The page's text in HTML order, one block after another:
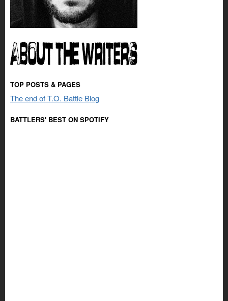
TOP POSTS & PAGES
The end of T.O. Battle Blog
BATTLERS' BEST ON SPOTIFY